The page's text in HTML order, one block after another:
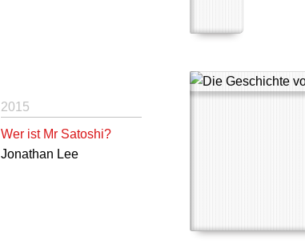
2015
Wer ist Mr Satoshi?
Jonathan Lee